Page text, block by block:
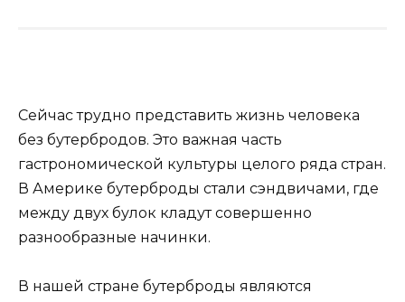
Сейчас трудно представить жизнь человека
без бутербродов. Это важная часть
гастрономической культуры целого ряда стран.
В Америке бутерброды стали сэндвичами, где
между двух булок кладут совершенно
разнообразные начинки.
В нашей стране бутерброды являются